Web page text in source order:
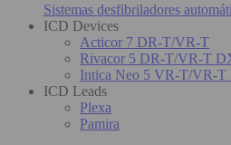
Sistemas desfibriladores
ICD Devices
Acticor 7 DR-T/VR-T
Rivacor 5 DR-T/VR-T
Intica Neo 5 VR-T/VR-
ICD Leads
Plexa
Pamira